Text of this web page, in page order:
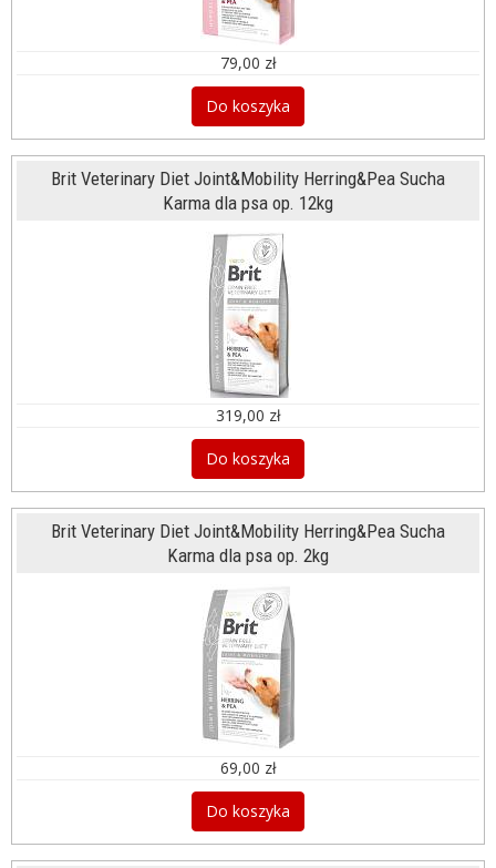
79,00 zł
Do koszyka
Brit Veterinary Diet Joint&Mobility Herring&Pea Sucha
Karma dla psa op. 12kg
319,00 zł
Do koszyka
Brit Veterinary Diet Joint&Mobility Herring&Pea Sucha
Karma dla psa op. 2kg
69,00 zł
Do koszyka